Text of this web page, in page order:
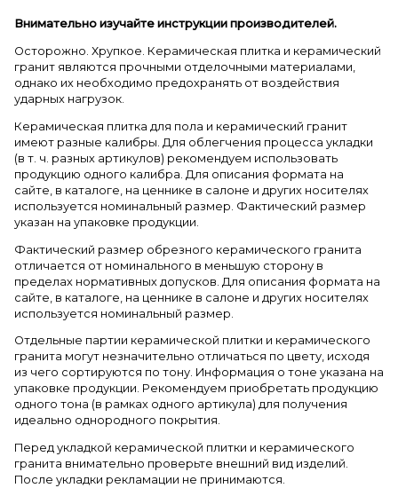
Внимательно изучайте инструкции производителей.
Осторожно. Хрупкое. Керамическая плитка и керамический
гранит являются прочными отделочными материалами,
однако их необходимо предохранять от воздействия
ударных нагрузок.
Керамическая плитка для пола и керамический гранит
имеют разные калибры. Для облегчения процесса укладки
(в т. ч. разных артикулов) рекомендуем использовать
продукцию одного калибра. Для описания формата на
сайте, в каталоге, на ценнике в салоне и других носителях
используется номинальный размер. Фактический размер
указан на упаковке продукции.
Фактический размер обрезного керамического гранита
отличается от номинального в меньшую сторону в
пределах нормативных допусков. Для описания формата на
сайте, в каталоге, на ценнике в салоне и других носителях
используется номинальный размер.
Отдельные партии керамической плитки и керамического
гранита могут незначительно отличаться по цвету, исходя
из чего сортируются по тону. Информация о тоне указана на
упаковке продукции. Рекомендуем приобретать продукцию
одного тона (в рамках одного артикула) для получения
идеально однородного покрытия.
Перед укладкой керамической плитки и керамического
гранита внимательно проверьте внешний вид изделий.
После укладки рекламации не принимаются.